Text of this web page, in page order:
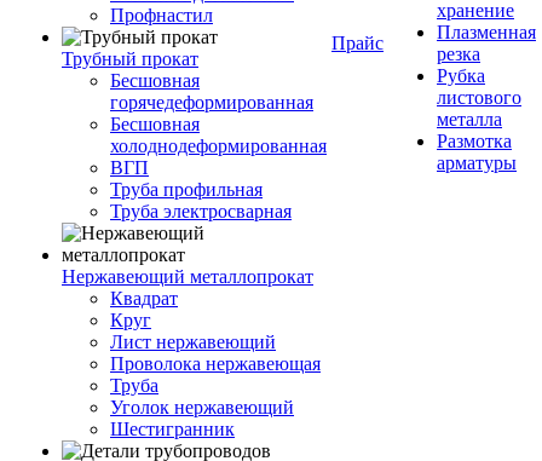
Профнастил
Трубный прокат
Бесшовная
горячедеформированная
Бесшовная
холоднодеформированная
ВГП
Труба профильная
Труба электросварная
Нержавеющий металлопрокат
Квадрат
Круг
Лист нержавеющий
Проволока нержавеющая
Труба
Уголок нержавеющий
Шестигранник
Прайс
хранение
Плазменная
резка
Рубка
листового
металла
Размотка
арматуры